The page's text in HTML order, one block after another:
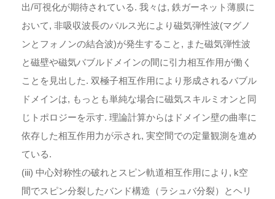
出/可視化が期待されている. 我々は, 鉄ガーネット薄膜に
おいて, 非吸収波長のパルス光により磁気弾性波(マグノ
ンとフォノンの結合波)が発生すること, また磁気弾性波
と磁壁や磁気バブルドメインの間に引力相互作用が働く
ことを見出した. 双極子相互作用により形成されるバブル
ドメインは, もっとも単純な場合に磁気スキルミオンと同
じトポロジーを示す. 理論計算からはドメイン壁の曲率に
依存した相互作用力が示され, 実空間での定量観測を進め
ている.
(iii) 中心対称性の破れとスピン軌道相互作用により, k空
間でスピン分裂したバンド構造（ラシュバ分裂）とヘリ